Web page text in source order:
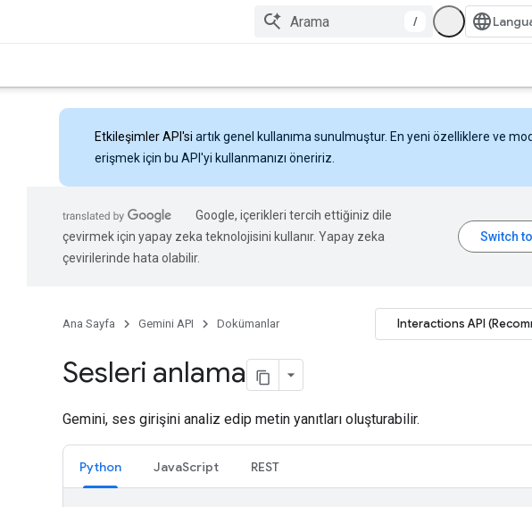
/
Etkileşimler API'si artık genel kullanıma sunulmuştur. En yeni özelliklere ve
erişmek için bu API'yi kullanmanızı öneririz.
Google, içerikleri tercih ettiğiniz dile
çevirmek için yapay zeka teknolojisini kullanır. Yapay zeka
çevirilerinde hata olabilir.
Ana Sayfa Gemini API Dokümanlar Interactions API
Sesleri anlama
Gemini, ses girişini analiz edip metin yanıtları oluşturabilir.
Python JavaScript REST